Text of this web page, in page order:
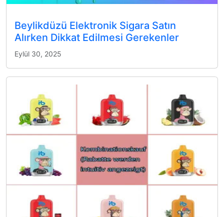
Beylikdüzü Elektronik Sigara Satın
Alırken Dikkat Edilmesi Gerekenler
Eylül 30, 2025